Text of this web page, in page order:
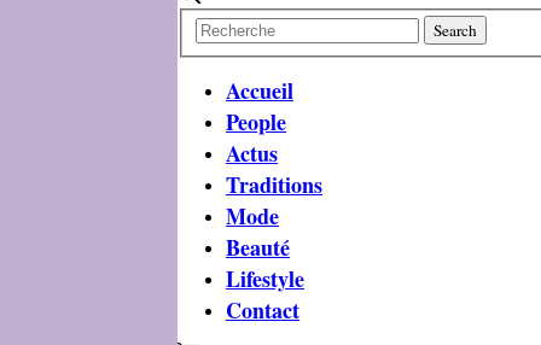
Accueil
People
Actus
Traditions
Mode
Beauté
Lifestyle
Contact